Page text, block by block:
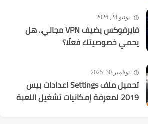
يونيو 28, 2026
فايرفوكس يضيف VPN مجاني.. هل
يحمي خصوصيتك فعلًا؟
نوفمبر 30, 2025
تحميل ملف Settings اعدادات بيس
2019 لمعرفة إمكانيات تشغيل اللعبة